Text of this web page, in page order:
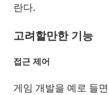
란다.
고려할만한 기능
접근 제어
게임 개발을 예로 들